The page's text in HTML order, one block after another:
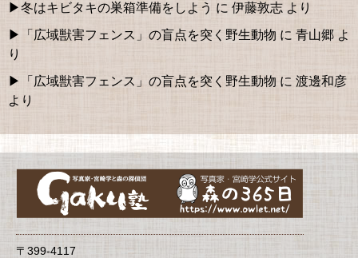
冬はキビタキの巣箱準備をしよう に 伊藤敦志 より
「広域獣害フェンス」の盲点を突く野生動物 に 青山郷 よ
り
「広域獣害フェンス」の盲点を突く野生動物 に 渡邊和彦
より
〒399-4117